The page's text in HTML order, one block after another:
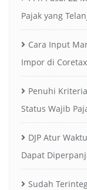
Pajak yang
Cara Input
Impor di Coretax
Penuhi
Status Wajib
DJP Atur
Dapat
Sudah